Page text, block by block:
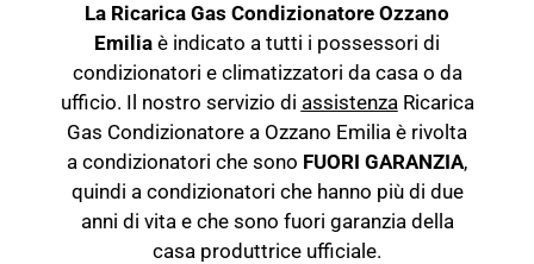
La Ricarica Gas Condizionatore Ozzano
Emilia è indicato a tutti i possessori di
condizionatori e climatizzatori da casa o da
ufficio. Il nostro servizio di assistenzaRicarica
Gas Condizionatore a Ozzano Emilia è rivolta
a condizionatori che sono FUORI GARANZIA,
quindi a condizionatori che hanno più di due
anni di vita e che sono fuori garanzia della
casa produttrice ufficiale.